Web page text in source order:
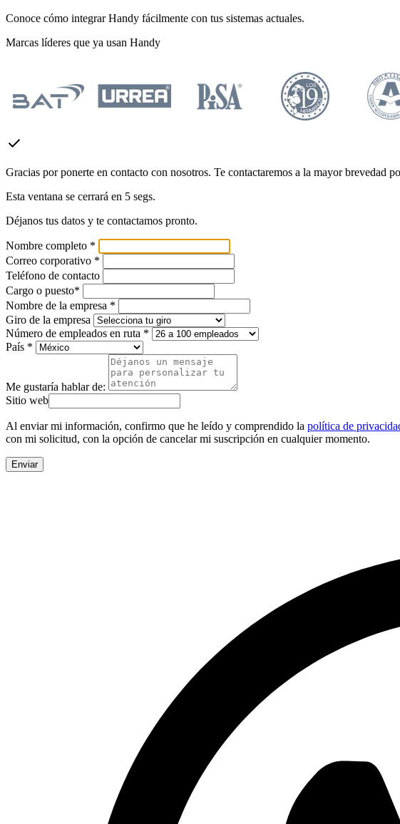
Conoce cómo integrar Handy fácilmente con tus sistemas actuales.
Marcas líderes que ya usan Handy
check
Gracias por ponerte en contacto con nosotros. Te contactaremos a la mayor brevedad
Esta ventana se cerrará en 5 segs.
Déjanos tus datos y te contactamos pronto.
Nombre completo *
Correo corporativo *
Teléfono de contacto
Cargo o puesto*
Nombre de la empresa *
Giro de la empresa
Número de empleados en ruta *
País *
Me gustaría hablar de:
Sitio web
Al enviar mi información, confirmo que he leído y comprendido la política de
con mi solicitud, con la opción de cancelar mi suscripción en cualquier momento.
Enviar